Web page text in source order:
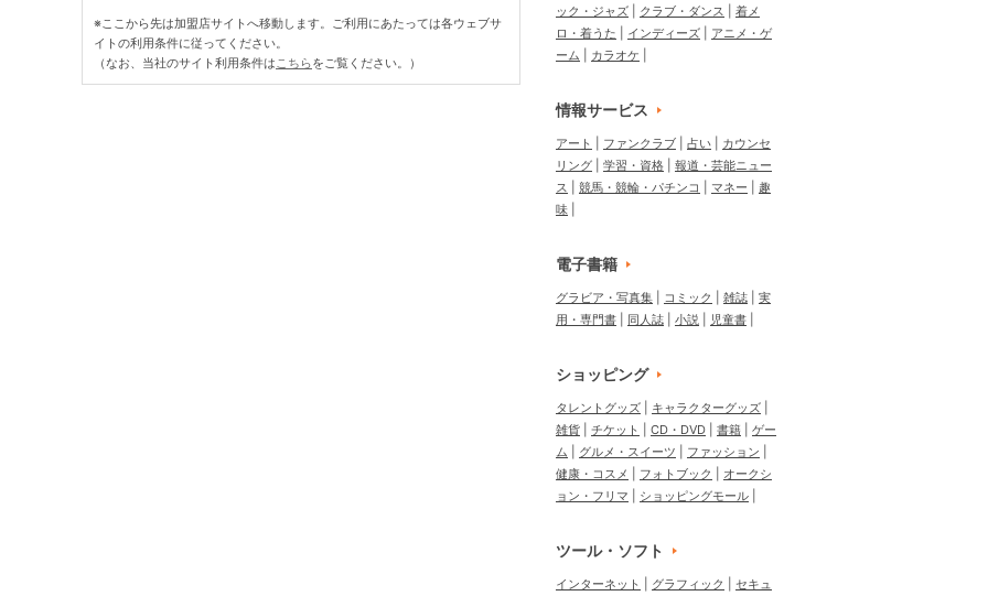
※ここから先は加盟店サイトへ移動します。ご利用にあたっては各ウェブサ
イトの利用条件に従ってください。
（なお、当社のサイト利用条件はこちらをご覧ください。）
ック・ジャズ
クラブ・ダンス
着メ
ロ・着うた
インディーズ
アニメ・ゲ
ーム
カラオケ
情報サービス
アート ファンクラブ 占い
カウンセ
リング
学習・資格
報道・芸能ニュー
ス
競馬・競輪・パチンコ マネー
趣
味
電子書籍
グラビア・写真集 コミック 雑誌
実
用・専門書
同人誌 小説 児童書
ショッピング
タレントグッズ
キャラクターグッズ
雑貨
チケット CD・DVD 書籍
ゲー
ム
グルメ・スイーツ
ファッション
健康・コスメ
フォトブック
オークシ
ョン・フリマ
ショッピングモール
ツール・ソフト
インターネット グラフィック
セキュ